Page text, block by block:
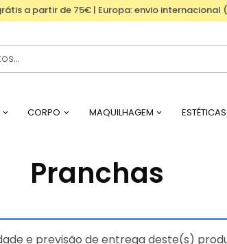
a partir de 75€ | Europa: envio
CORPO MAQUILHAGEM ESTÉTICAS
Pranchas
e previsão de entrega deste(s)